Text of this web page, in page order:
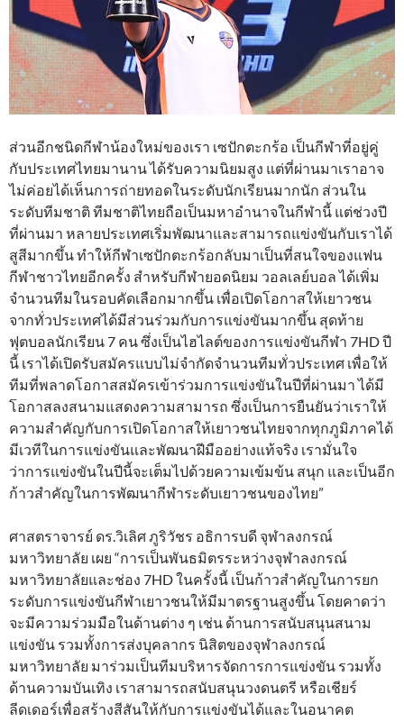
ส่วนอีกชนิดกีฬาน้องใหม่ของเรา เซปักตะกร้อ เป็นกีฬาที่อยู่คู่
กับประเทศไทยมานาน ได้รับความนิยมสูง แต่ที่ผ่านมาเราอาจ
ไม่ค่อยได้เห็นการถ่ายทอดในระดับนักเรียนมากนัก ส่วนใน
ระดับทีมชาติ ทีมชาติไทยถือเป็นมหาอำนาจในกีฬานี้ แต่ช่วงปี
ที่ผ่านมา หลายประเทศเริ่มพัฒนาและสามารถแข่งขันกับเราได้
สูสีมากขึ้น ทำให้กีฬาเซปักตะกร้อกลับมาเป็นที่สนใจของแฟน
กีฬาชาวไทยอีกครั้ง สำหรับกีฬายอดนิยม วอลเลย์บอล ได้เพิ่ม
จำนวนทีมในรอบคัดเลือกมากขึ้น เพื่อเปิดโอกาสให้เยาวชน
จากทั่วประเทศได้มีส่วนร่วมกับการแข่งขันมากขึ้น สุดท้าย
ฟุตบอลนักเรียน 7 คน ซึ่งเป็นไฮไลต์ของการแข่งขันกีฬา 7HD ปี
นี้ เราได้เปิดรับสมัครแบบไม่จำกัดจำนวนทีมทั่วประเทศ เพื่อให้
ทีมที่พลาดโอกาสสมัครเข้าร่วมการแข่งขันในปีที่ผ่านมา ได้มี
โอกาสลงสนามแสดงความสามารถ ซึ่งเป็นการยืนยันว่าเราให้
ความสำคัญกับการเปิดโอกาสให้เยาวชนไทยจากทุกภูมิภาคได้
มีเวทีในการแข่งขันและพัฒนาฝีมืออย่างแท้จริง เรามั่นใจ
ว่าการแข่งขันในปีนี้จะเต็มไปด้วยความเข้มข้น สนุก และเป็นอีก
ก้าวสำคัญในการพัฒนากีฬาระดับเยาวชนของไทย”
ศาสตราจารย์ ดร.วิเลิศ ภูริวัชร อธิการบดี จุฬาลงกรณ์
มหาวิทยาลัย เผย “การเป็นพันธมิตรระหว่างจุฬาลงกรณ์
มหาวิทยาลัยและช่อง 7HD ในครั้งนี้ เป็นก้าวสำคัญในการยก
ระดับการแข่งขันกีฬาเยาวชนให้มีมาตรฐานสูงขึ้น โดยคาดว่า
จะมีความร่วมมือในด้านต่าง ๆ เช่น ด้านการสนับสนุนสนาม
แข่งขัน รวมทั้งการส่งบุคลากร นิสิตของจุฬาลงกรณ์
มหาวิทยาลัย มาร่วมเป็นทีมบริหารจัดการการแข่งขัน รวมทั้ง
ด้านความบันเทิง เราสามารถสนับสนุนวงดนตรี หรือเชียร์
ลีดเดอร์เพื่อสร้างสีสันให้กับการแข่งขันได้และในอนาคต